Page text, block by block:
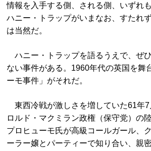
情報を入手する側、される側、いずれ
ハニー・トラップがいまなお、すたれ
は当然だ。
ハニー・トラップを語るうえで、ぜ
ない事件がある。1960年代の英国を舞
ーモ事件」がそれだ。
東西冷戦が激しさを増していた61年7
ロルド・マクミラン政権（保守党）の
プロヒューモ氏が高級コールガール、
ーラー嬢とパーティーで知り合い、親